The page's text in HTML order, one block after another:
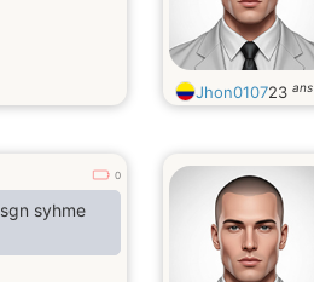
Jhon010723 ans
0
syhme